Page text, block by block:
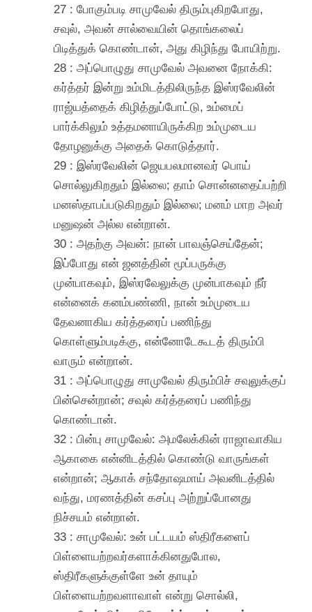
27 : போகும்படி சாமுவேல் திரும்புகிறபோது,
சவுல், அவன் சால்வையின் தொங்கலைப்
பிடித்துக் கொண்டான், அது கிழிந்து போயிற்று.
28 : அப்பொழுது சாமுவேல் அவனை நோக்கி:
கர்த்தர் இன்று உம்மிடத்திலிருந்த இஸ்ரவேலின்
ராஜ்யத்தைக் கிழித்துப்போட்டு, உம்மைப்
பார்க்கிலும் உத்தமனாயிருக்கிற உம்முடைய
தோழனுக்கு அதைக் கொடுத்தார்.
29 : இஸ்ரவேலின் ஜெயபலமானவர் பொய்
சொல்லுகிறதும் இல்லை; தாம் சொன்னதைப்பற்றி
மனஸ்தாபப்படுகிறதும் இல்லை; மனம் மாற அவர்
மனுஷன் அல்ல என்றான்.
30 : அதற்கு அவன்: நான் பாவஞ்செய்தேன்;
இப்போது என் ஜனத்தின் மூப்பருக்கு
முன்பாகவும், இஸ்ரவேலுக்கு முன்பாகவும் நீர்
என்னைக் கனம்பண்ணி, நான் உம்முடைய
தேவனாகிய கர்த்தரைப் பணிந்து
கொள்ளும்படிக்கு, என்னோடேகூடத் திரும்பி
வாரும் என்றான்.
31 : அப்பொழுது சாமுவேல் திரும்பிச் சவுலுக்குப்
பின்சென்றான்; சவுல் கர்த்தரைப் பணிந்து
கொண்டான்.
32 : பின்பு சாமுவேல்: அமலேக்கின் ராஜாவாகிய
ஆகாகை என்னிடத்தில் கொண்டு வாருங்கள்
என்றான்; ஆகாக் சந்தோஷமாய் அவனிடத்தில்
வந்து, மரணத்தின் கசப்பு அற்றுப்போனது
நிச்சயம் என்றான்.
33 : சாமுவேல்: உன் பட்டயம் ஸ்திரீகளைப்
பிள்ளையற்றவர்களாக்கினதுபோல,
ஸ்திரீகளுக்குள்ளே உன் தாயும்
பிள்ளையற்றவளாவாள் என்று சொல்லி,